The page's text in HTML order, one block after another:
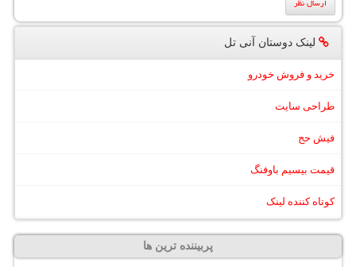
لینک دوستان آنی تل
خرید و فروش خودرو
طراحی سایت
فیش حج
قیمت بیسیم باوفنگ
کوتاه کننده لینک
پربیننده ترین ها